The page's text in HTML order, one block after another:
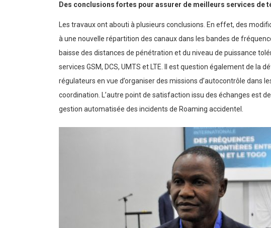
Des conclusions fortes pour assurer de meilleurs services de
Les travaux ont abouti à plusieurs conclusions. En effet, des
à une nouvelle répartition des canaux dans les bandes de
baisse des distances de pénétration et du niveau de puissance
services GSM, DCS, UMTS et LTE. Il est question également de
régulateurs en vue d’organiser des missions d’autocontrôle dans
coordination. L’autre point de satisfaction issu des échanges est
gestion automatisée des incidents de Roaming accidentel.